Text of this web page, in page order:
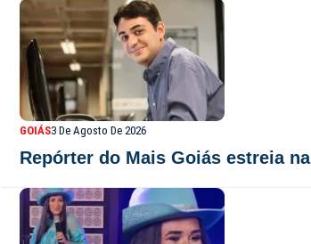
GOIÁS3 De Agosto De 2026
Repórter do Mais Goiás estreia